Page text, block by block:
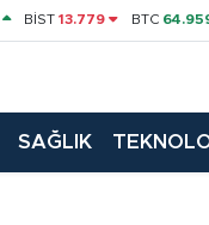
BİST13.779 BTC
SAĞLIK